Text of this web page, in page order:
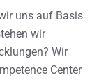
uns auf Basis
wir
Wir
Center